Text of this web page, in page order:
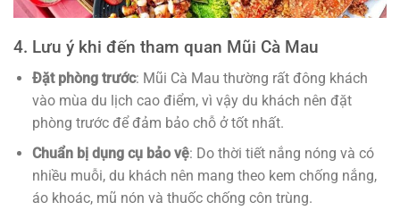
4. Lưu ý khi đến tham quan Mũi Cà Mau
Đặt phòng trước: Mũi Cà Mau thường rất đông khách
vào mùa du lịch cao điểm, vì vậy du khách nên đặt
phòng trước để đảm bảo chỗ ở tốt nhất.
Chuẩn bị dụng cụ bảo vệ: Do thời tiết nắng nóng và có
nhiều muỗi, du khách nên mang theo kem chống nắng,
áo khoác, mũ nón và thuốc chống côn trùng.